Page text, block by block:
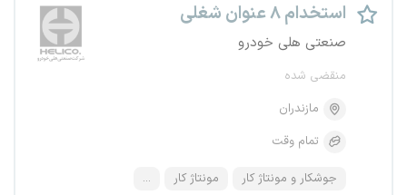
استخدام ۸ عنوان شغلی
صنعتی هلی خودرو
منقضی شده
مازندران
تمام وقت
جوشکار و مونتاژ کار مونتاژ کار ...